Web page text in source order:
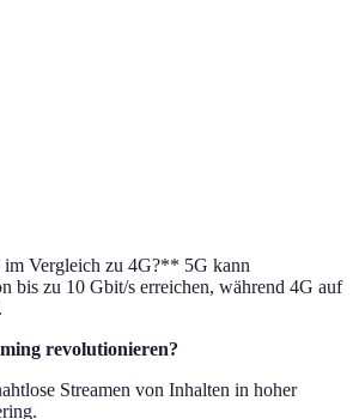
Vergleich zu 4G?** 5G kann
bis zu 10 Gbit/s erreichen, während 4G auf
revolutionieren?
Streamen von Inhalten in hoher